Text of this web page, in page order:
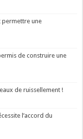
une
de construire une
de ruissellement !
l’accord du